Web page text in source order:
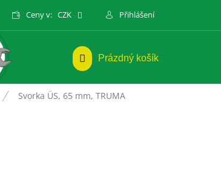
Ceny v: CZK Přihlášení
NÁKUPNÍ
Prázdný košík
Svorka ÜS, 65 mm, TRUMA